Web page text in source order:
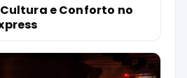
e Conforto no